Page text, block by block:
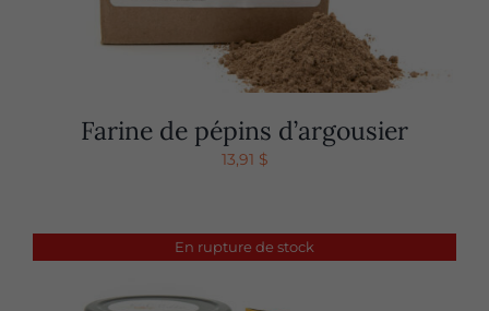
Farine de pépins d’argousier
13,91 $
En rupture de stock